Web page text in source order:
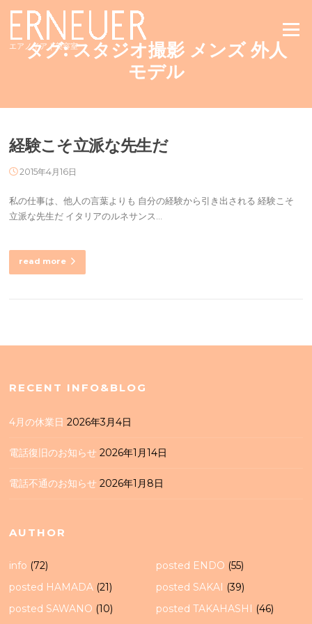
content
エアノイア｜美容室
Menu
タグ:スタジオ撮影 メンズ 外人
モデル
経験こそ立派な先生だ
2015年4月16日
私の仕事は、他人の言葉よりも 自分の経験から引き出される 経験こそ
立派な先生だ イタリアのルネサンス…
read more
RECENT INFO&BLOG
4月の休業日 2026年3月4日
電話復旧のお知らせ 2026年1月14日
電話不通のお知らせ 2026年1月8日
AUTHOR
info (72) posted ENDO (55)
posted HAMADA (21) posted SAKAI (39)
posted SAWANO (10) posted TAKAHASHI (46)